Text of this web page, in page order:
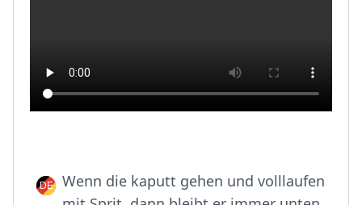
Wenn die kaputt gehen und volllaufen